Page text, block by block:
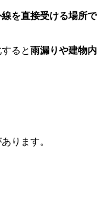
を直接受ける場所で
ると雨漏りや建物内
ります。